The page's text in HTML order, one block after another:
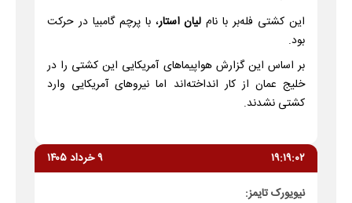
این کشتی فله‌بر با نام لیان استار، با پرچم گامبیا در حرکت
بود.
بر اساس این گزارش هواپیماهای آمریکایی این کشتی را در
خلیج عمان از کار انداخته‌اند اما نیروهای آمریکایی وارد
کشتی نشدند.
۱۹:۱۹:۰۲ ۹ خرداد ۱۴۰۵
نیویورک تایمز: